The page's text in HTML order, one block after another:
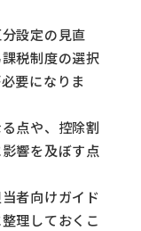
設定の見直
税制度の選択
要になりま
点や、控除割
響を及ぼす点
者向けガイド
理しておくこ